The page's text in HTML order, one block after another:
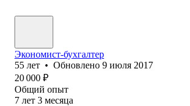
Экономист-бухгалтер
55 лет • Обновлено 9 июля 2017
20 000 ₽
Общий опыт
7 лет 3 месяца